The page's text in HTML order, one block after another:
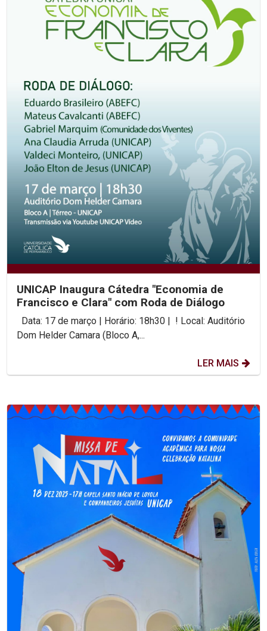
UNICAP Inaugura Cátedra "Economia de
Francisco e Clara" com Roda de Diálogo
Dom Helder Camara (Bloco A,...
LER MAIS